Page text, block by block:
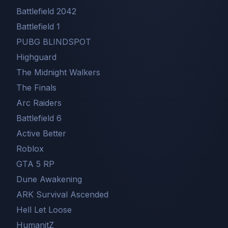
Battlefield 2042
Battlefield 1
PUBG BLINDSPOT
Highguard
The Midnight Walkers
The Finals
Arc Raiders
Battlefield 6
Active Better
Roblox
GTA 5 RP
Dune Awakening
ARK Survival Ascended
Hell Let Loose
HumanitZ